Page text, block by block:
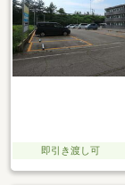
即引き渡し可